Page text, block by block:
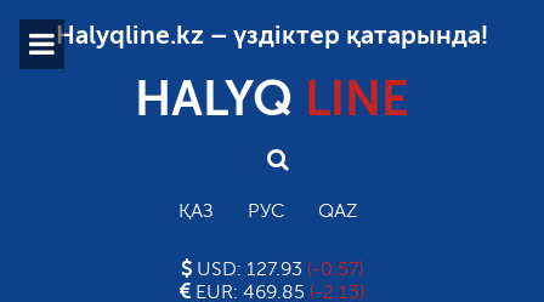
Halyqline.kz – үздіктер қатарында!
HALYQ LINE
ҚАЗ РУС QAZ
USD: 127.93 (-0.57)
EUR: 469.85 (-2.13)